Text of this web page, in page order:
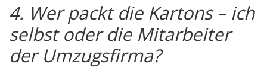
4. Wer packt die Kartons – ich
selbst oder die Mitarbeiter
der Umzugsfirma?